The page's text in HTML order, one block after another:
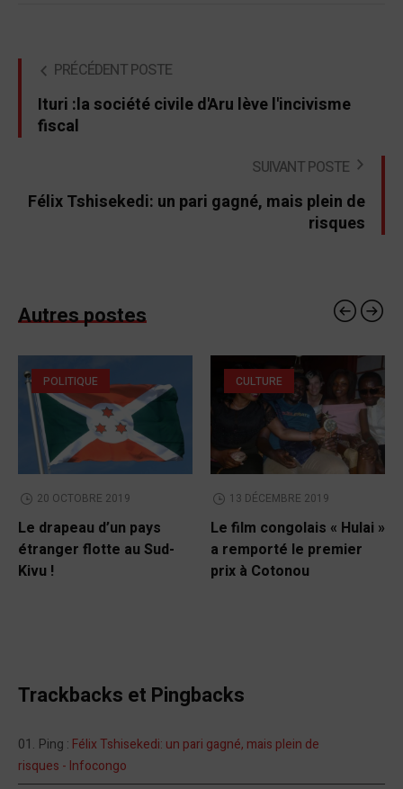
PRÉCÉDENT POSTE
Ituri :la société civile d'Aru lève l'incivisme
fiscal
SUIVANT POSTE
Félix Tshisekedi: un pari gagné, mais plein de
risques
Autres postes
POLITIQUE
20 OCTOBRE 2019
Le drapeau d’un pays
étranger flotte au Sud-
Kivu !
CULTURE
13 DÉCEMBRE 2019
Le film congolais « Hulai »
a remporté le premier
prix à Cotonou
Trackbacks et Pingbacks
Ping : Félix Tshisekedi: un pari gagné, mais plein de
risques - Infocongo